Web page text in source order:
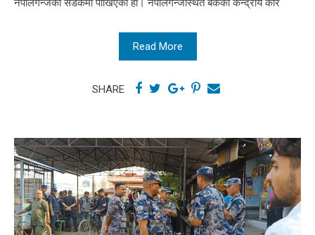
नेपालगन्जको सडकमा पोखिएको हो। नेपालगन्जस्थित बैंकको केन्द्रीय कार
Read More
SHARE